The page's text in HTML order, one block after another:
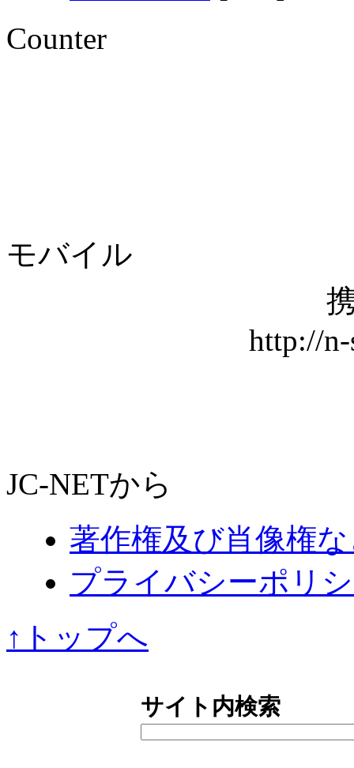
Counter
モバイル
http://
JC-NETから
著作権及び肖像権
プライバシーポリ
↑トップへ
サイト内検索